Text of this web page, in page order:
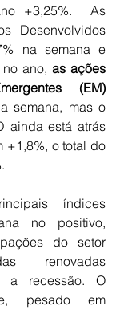
+3,25%.  As
Desenvolvidos
na semana e
ano, as ações
(EM)
semana, mas o
ainda está atrás
+1,8%, o total do
índices
no positivo,
do setor
renovadas
a recessão. O
pesado em